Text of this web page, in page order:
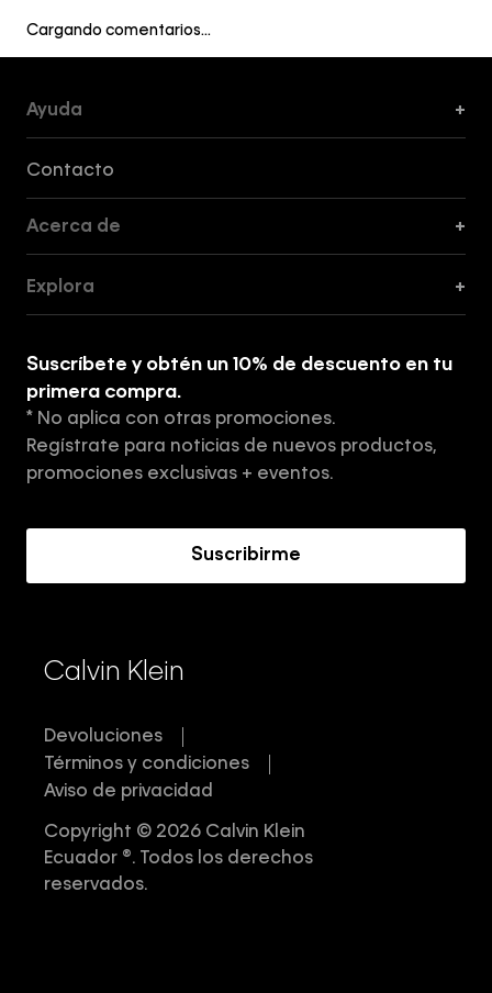
Cargando comentarios…
Ayuda +
Contacto
Acerca de +
Tiendas
Aviso de privacidad
Términos y Condiciones
Explora +
Suscríbete y obtén un 10% de descuento en tu
primera compra.
* No aplica con otras promociones.
Regístrate para noticias de nuevos productos,
promociones exclusivas + eventos.
Suscribirme
Calvin Klein
Devoluciones
Términos y condiciones
Aviso de privacidad
Copyright © 2026 Calvin Klein
Ecuador ®. Todos los derechos
reservados.